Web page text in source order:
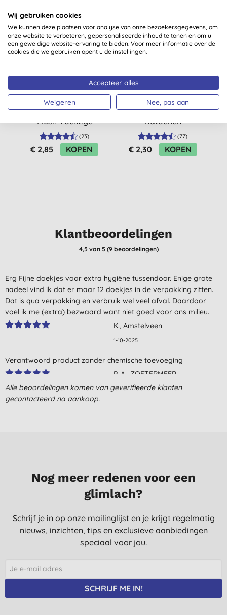
Natracare Safe to
Flush Vochtige
Doekjes(23)
€ 2,85 KOPEN
STAPELKORTING
Hydrophil Biologisch
Katoenen
Wattenstaafjes
(77)
€ 2,30 KOPEN
Klantbeoordelingen
4,5van 5 (9 beoordelingen)
Erg Fijne doekjes voor extra hygiëne tussendoor. Enige grote
nadeel vind ik dat er maar 12 doekjes in de verpakking zitten.
Dat is qua verpakking en verbruik wel veel afval. Daardoor
voel ik me (extra) bezwaard want niet goed voor ons milieu.
K., Amstelveen
1-10-2025
Verantwoord product zonder chemische toevoeging
P. A., ZOETERMEER
28-7-2025
3-7-2023
L. K., Mechelen
23-9-2022
heel efficiënt, reinigen maar op een milde manier zonder je
E. M., Ertvelde
Alle beoordelingen komen van geverifieerde klanten
gecontacteerd na aankoop.
Nog meer redenen voor een
glimlach?
Schrijf je in op onze mailinglijst en je krijgt regelmatig
nieuws, inzichten, tips en exclusieve aanbiedingen
speciaal voor jou.
SCHRIJF ME IN!
Wij gebruiken cookies
We kunnen deze plaatsen voor analyse van onze bezoekersgegevens, om
onze website te verbeteren, gepersonaliseerde inhoud te tonen en om u
een geweldige website-ervaring te bieden. Voor meer informatie over de
cookies die we gebruiken opent u de instellingen.
Accepteer alles
Weigeren Nee, pas aan